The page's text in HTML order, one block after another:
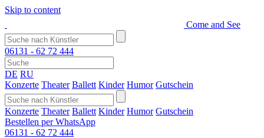
Skip to content
Come and See
06131 - 62 72 444
DE RU
Konzerte Theater Ballett Kinder Humor Gutschein
Konzerte Theater Ballett Kinder Humor Gutschein
Bestellen per WhatsApp
06131 - 62 72 444